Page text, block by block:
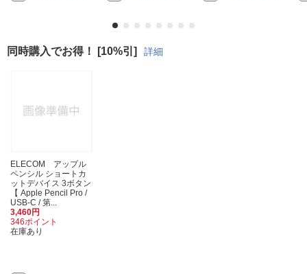
同時購入でお得！ [10%引] 詳細
ELECOM アップル
ペンシル ショートカ
ットデバイス 3ボタン
【 Apple Pencil Pro /
USB-C / 第...
3,460円
346ポイント
在庫あり